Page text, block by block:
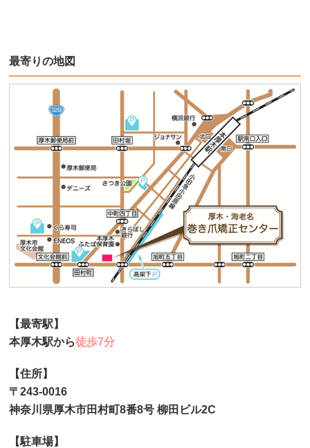
最寄りの地図
【最寄駅】
本厚木駅から徒歩7分
【住所】
〒243-0016
神奈川県厚木市田村町8番8号 柳田ビル2C
【駐車場】